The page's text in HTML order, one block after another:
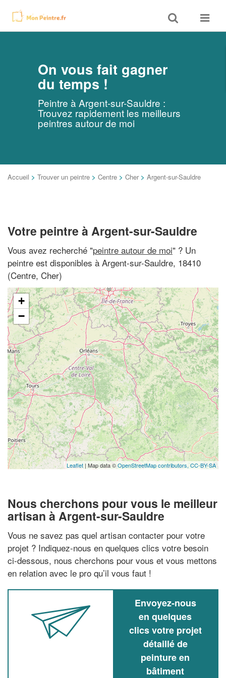
Toggle
search
Toggle
On vous fait gagner
du temps !
Peintre à Argent-sur-Sauldre :
Trouvez rapidement les meilleurs
peintres autour de moi
Accueil > Trouver un peintre > Centre > Cher > Argent-sur-Sauldre
Votre peintre à Argent-sur-Sauldre
Vous avez recherché "peintre autour de moi" ? Un
peintre est disponibles à Argent-sur-Sauldre, 18410
(Centre, Cher)
+
−
Leaflet | Map data ©OpenStreetMap contributors, CC-BY-SA
Nous cherchons pour vous le meilleur
artisan à Argent-sur-Sauldre
Vous ne savez pas quel artisan contacter pour votre
projet ? Indiquez-nous en quelques clics votre besoin
ci-dessous, nous cherchons pour vous et vous mettons
en relation avec le pro qu’il vous faut !
Envoyez-nous
en quelques
clics votre projet
détaillé de
peinture en
bâtiment